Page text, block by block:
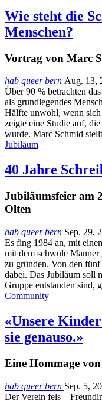
Wie steht die
Menschen?
Vortrag von Marc
hab queer bern Aug. 13,
Über 90 % betrachten
als grundlegendes
Hälfte unwohl, wenn sich
zeigte eine Studie auf,
wurde. Marc Schmid
Jubiläum
40 Jahre
Jubiläumsfeier am
Olten
hab queer bern Sep. 29,
Es fing 1984 an, mit
mit dem schwule Männer
zu gründen. Von den
dabei. Das Jubiläum soll
Gruppe entstanden sind,
Community
«Unsere
sie genauso.»
Eine Hommage
hab queer bern Sep. 5,
Der Verein fels –